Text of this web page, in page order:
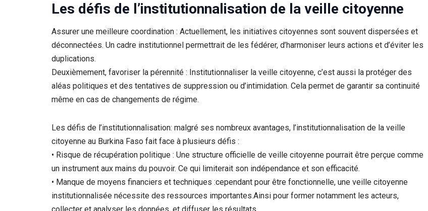
Les défis de l’institutionnalisation de la veille citoyenne
Assurer une meilleure coordination : Actuellement, les initiatives citoyennes sont souvent dispersées et
déconnectées. Un cadre institutionnel permettrait de les fédérer, d’harmoniser leurs actions et d’éviter les
duplications.
Deuxièmement, favoriser la pérennité : Institutionnaliser la veille citoyenne, c’est aussi la protéger des
aléas politiques et des tentatives de suppression ou d’intimidation. Cela permet de garantir sa continuité
même en cas de changements de régime.
Les défis de l’institutionnalisation: malgré ses nombreux avantages, l’institutionnalisation de la veille
citoyenne au Burkina Faso fait face à plusieurs défis :
• Risque de récupération politique : Une structure officielle de veille citoyenne pourrait être perçue comme
un instrument aux mains du pouvoir. Ce qui limiterait son indépendance et son efficacité.
• Manque de moyens financiers et techniques :cependant pour être fonctionnelle, une veille citoyenne
institutionnalisée nécessite des ressources importantes.Ainsi pour former notamment les acteurs,
collecter et analyser les données, et diffuser les résultats.